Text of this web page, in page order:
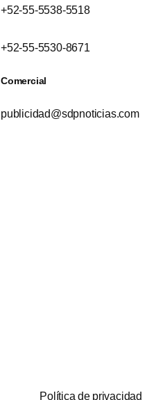
+52-55-5538-5518
+52-55-5530-8671
Comercial
publicidad@sdpnoticias.com
Política de privacidad